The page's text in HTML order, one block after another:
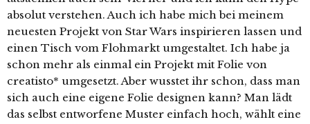
absolut verstehen. Auch ich habe mich bei meinem
neuesten Projekt von Star Wars inspirieren lassen und
einen Tisch vom Flohmarkt umgestaltet. Ich habe ja
schon mehr als einmal ein Projekt mit Folie von
creatisto* umgesetzt. Aber wusstet ihr schon, dass man
sich auch eine eigene Folie designen kann? Man lädt
das selbst entworfene Muster einfach hoch, wählt eine